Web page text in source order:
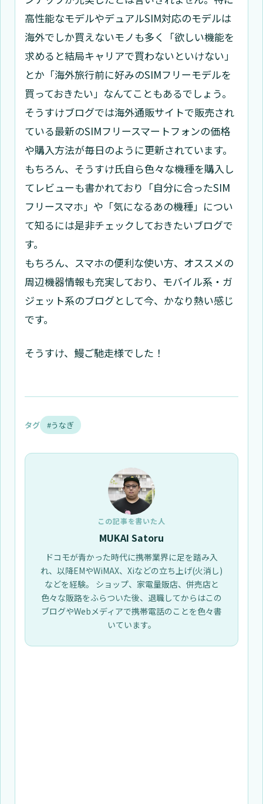
高性能なモデルやデュアルSIM対応のモデルは
海外でしか買えないモノも多く「欲しい機能を
求めると結局キャリアで買わないといけない」
とか「海外旅行前に好みのSIMフリーモデルを
買っておきたい」なんてこともあるでしょう。
そうすけブログでは海外通販サイトで販売され
ている最新のSIMフリースマートフォンの価格
や購入方法が毎日のように更新されています。
もちろん、そうすけ氏自ら色々な機種を購入し
てレビューも書かれており「自分に合ったSIM
フリースマホ」や「気になるあの機種」につい
て知るには是非チェックしておきたいブログで
す。
もちろん、スマホの便利な使い方、オススメの
周辺機器情報も充実しており、モバイル系・ガ
ジェット系のブログとして今、かなり熱い感じ
です。
そうすけ、鰻ご馳走様でした！
タグ #うなぎ
この記事を書いた人
MUKAI Satoru
ドコモが青かった時代に携帯業界に足を踏み入
れ、以降EMやWiMAX、Xiなどの立ち上げ(火消し)
などを経験。 ショップ、家電量販店、併売店と
色々な販路をふらついた後、退職してからはこの
ブログやWebメディアで携帯電話のことを色々書
いています。